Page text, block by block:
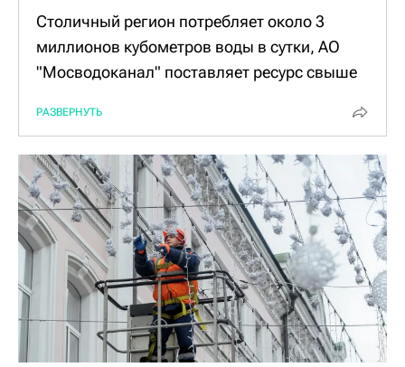
Столичный регион потребляет около 3
миллионов кубометров воды в сутки, АО
"Мосводоканал" поставляет ресурс свыше
Ежесуточный расход воды на одного
составляет примерно 127 литров – это,
кстати, не так много. Для сравнения: в 2010
году москвич за сутки тратил больше 200
литров на бытовые нужды.
С распространением индивидуальных
приборов учета и энергоемких бытовых
приборов город значительно сократил этот
показатель. На цифрах положительно
РАЗВЕРНУТЬ